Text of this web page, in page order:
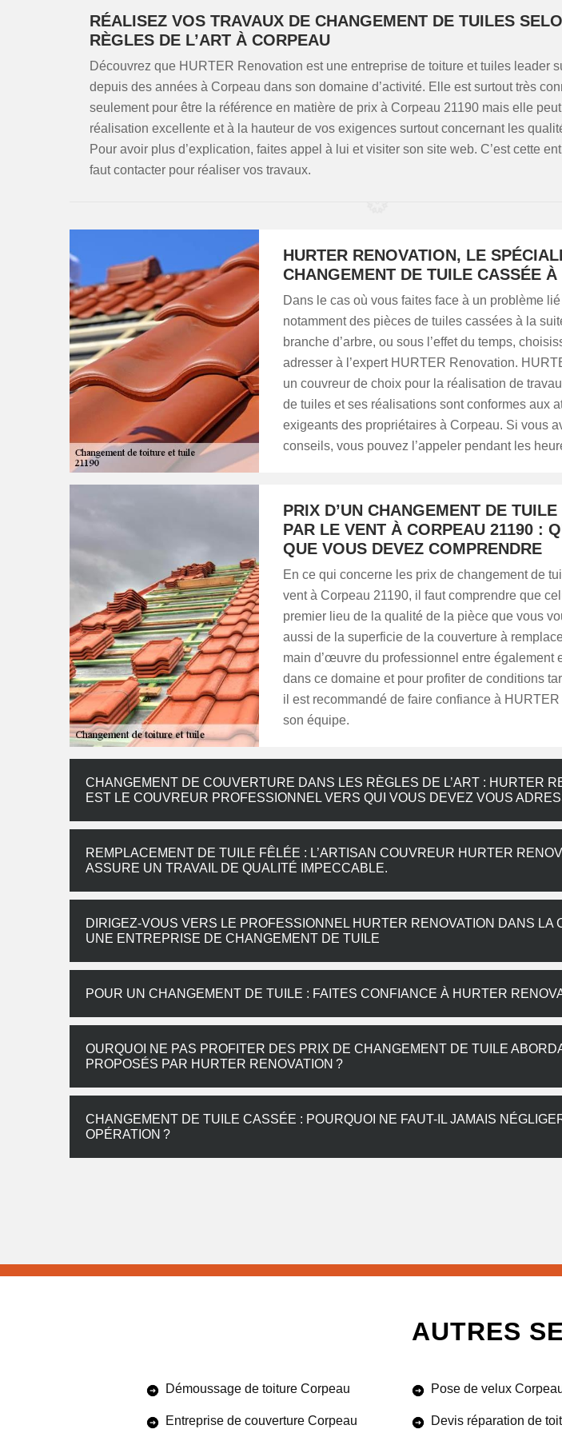
RÉALISEZ VOS TRAVAUX DE CHANGEMENT DE TUILES
RÈGLES DE L’ART À CORPEAU
Découvrez que HURTER Renovation est une entreprise de toiture et tuiles leader
depuis des années à Corpeau dans son domaine d’activité. Elle est surtout très
seulement pour être la référence en matière de prix à Corpeau 21190 mais elle
réalisation excellente et à la hauteur de vos exigences surtout concernant les
Pour avoir plus d’explication, faites appel à lui et visiter son site web. C’est cette
faut contacter pour réaliser vos travaux.
HURTER RENOVATION, LE
CHANGEMENT DE TUILE CASSÉE À
Dans le cas où vous faites face à un problème
notamment des pièces de tuiles cassées à la
branche d’arbre, ou sous l’effet du temps,
adresser à l’expert HURTER Renovation.
un couvreur de choix pour la réalisation de
de tuiles et ses réalisations sont conformes aux
exigeants des propriétaires à Corpeau. Si vous
conseils, vous pouvez l’appeler pendant les
PRIX D’UN CHANGEMENT DE
PAR LE VENT À CORPEAU 21190 :
QUE VOUS DEVEZ COMPRENDRE
En ce qui concerne les prix de changement de
vent à Corpeau 21190, il faut comprendre que
premier lieu de la qualité de la pièce que vous
aussi de la superficie de la couverture à
main d’œuvre du professionnel entre également
dans ce domaine et pour profiter de conditions
il est recommandé de faire confiance à
son équipe.
CHANGEMENT DE COUVERTURE DANS LES RÈGLES DE L’ART : HURTER
EST LE COUVREUR PROFESSIONNEL VERS QUI VOUS DEVEZ VOUS
REMPLACEMENT DE TUILE FÊLÉE : L’ARTISAN COUVREUR HURTER
ASSURE UN TRAVAIL DE QUALITÉ IMPECCABLE.
DIRIGEZ-VOUS VERS LE PROFESSIONNEL HURTER RENOVATION DANS LA
UNE ENTREPRISE DE CHANGEMENT DE TUILE
POUR UN CHANGEMENT DE TUILE : FAITES CONFIANCE À HURTER
OURQUOI NE PAS PROFITER DES PRIX DE CHANGEMENT DE TUILE
PROPOSÉS PAR HURTER RENOVATION ?
CHANGEMENT DE TUILE CASSÉE : POURQUOI NE FAUT-IL JAMAIS
OPÉRATION ?
AUTRES
Démoussage de toiture Corpeau
Entreprise de couverture Corpeau
Pose de velux
Devis réparation de